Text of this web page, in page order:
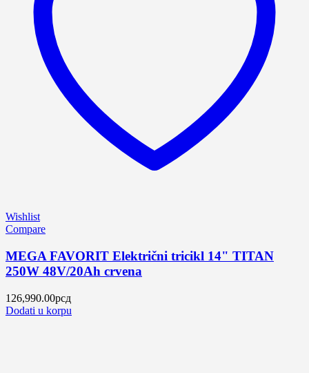
Wishlist
Compare
MEGA FAVORIT Električni tricikl 14" TITAN
250W 48V/20Ah crvena
126,990.00рсд
Dodati u korpu